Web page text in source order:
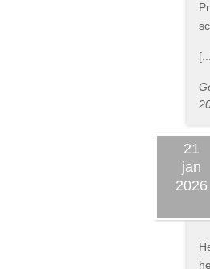
21
jan
2026